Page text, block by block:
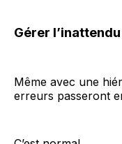
Gérer
Même avec une
erreurs passeront